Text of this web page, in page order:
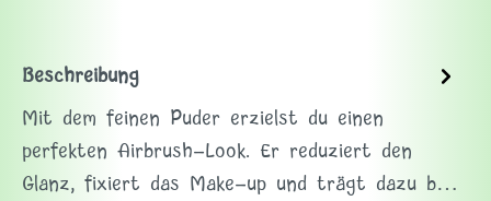
Beschreibung
Mit dem feinen Puder erzielst du einen
perfekten Airbrush-Look. Er reduziert den
Glanz, fixiert das Make-up und trägt dazu b…